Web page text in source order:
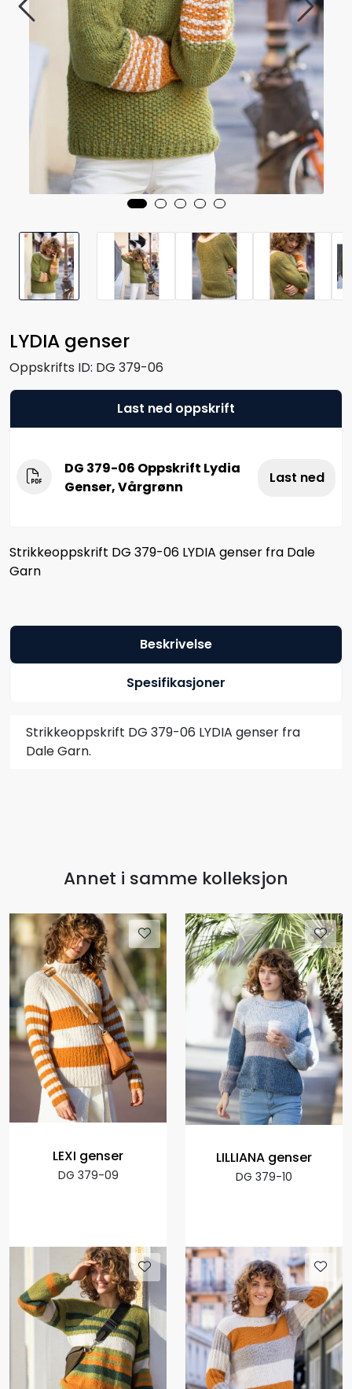
LYDIA genser
Oppskrifts ID: DG 379-06
Last ned oppskrift
DG 379-06 Oppskrift Lydia
Genser, Vårgrønn
Last ned
Strikkeoppskrift DG 379-06 LYDIA genser fra Dale
Garn
Beskrivelse
Spesifikasjoner
Strikkeoppskrift DG 379-06 LYDIA genser fra
Dale Garn.
Annet i samme kolleksjon
LEXI genser
DG 379-09
LILLIANA genser
DG 379-10